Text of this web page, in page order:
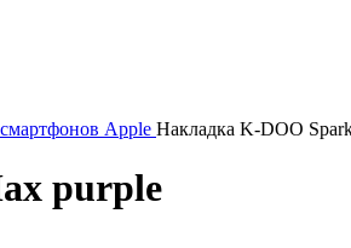
Apple Накладка K-DOO
purple